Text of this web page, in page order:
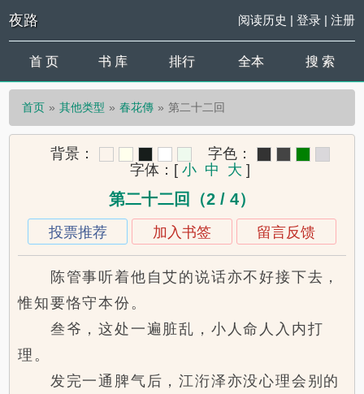
夜路 阅读历史 | 登录| 注册
首 页 书 库 排行 全本 搜 索
首页 其他类型 春花傳 第二十二回
背景：
字色：
字体： [ 小 中 大 ]
第二十二回（2 / 4）
投票推荐 加入书签 留言反馈
陈管事听着他自艾的说话亦不好接下去，
惟知要恪守本份。
叁爷，这处一遍脏乱，小人命人入内打
理。
发完一通脾气后，江洐泽亦没心理会别的